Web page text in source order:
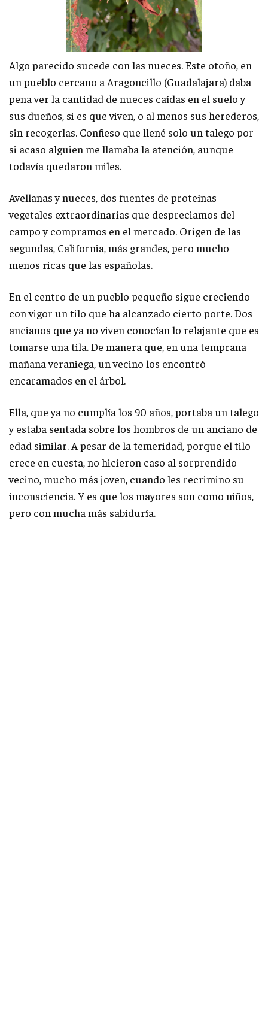
Algo parecido sucede con las nueces. Este otoño, en
un pueblo cercano a Aragoncillo (Guadalajara) daba
pena ver la cantidad de nueces caídas en el suelo y
sus dueños, si es que viven, o al menos sus herederos,
sin recogerlas. Confieso que llené solo un talego por
si acaso alguien me llamaba la atención, aunque
todavía quedaron miles.
Avellanas y nueces, dos fuentes de proteínas
vegetales extraordinarias que despreciamos del
campo y compramos en el mercado. Origen de las
segundas, California, más grandes, pero mucho
menos ricas que las españolas.
En el centro de un pueblo pequeño sigue creciendo
con vigor un tilo que ha alcanzado cierto porte. Dos
ancianos que ya no viven conocían lo relajante que es
tomarse una tila. De manera que, en una temprana
mañana veraniega, un vecino los encontró
encaramados en el árbol.
Ella, que ya no cumplía los 90 años, portaba un talego
y estaba sentada sobre los hombros de un anciano de
edad similar. A pesar de la temeridad, porque el tilo
crece en cuesta, no hicieron caso al sorprendido
vecino, mucho más joven, cuando les recrimino su
inconsciencia. Y es que los mayores son como niños,
pero con mucha más sabiduría.